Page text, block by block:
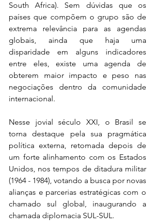
South Africa). Sem dúvidas que os
países que compõem o grupo são de
extrema relevância para as agendas
globais, ainda que haja uma
disparidade em alguns indicadores
entre eles, existe uma agenda de
obterem maior impacto e peso nas
negociações dentro da comunidade
internacional.
Nesse jovial século XXI, o Brasil se
torna destaque pela sua pragmática
política externa, retomada depois de
um forte alinhamento com os Estados
Unidos, nos tempos de ditadura militar
(1964 - 1984), votando a busca por novas
alianças e parcerias estratégicas com o
chamado sul global, inaugurando a
chamada diplomacia SUL-SUL.